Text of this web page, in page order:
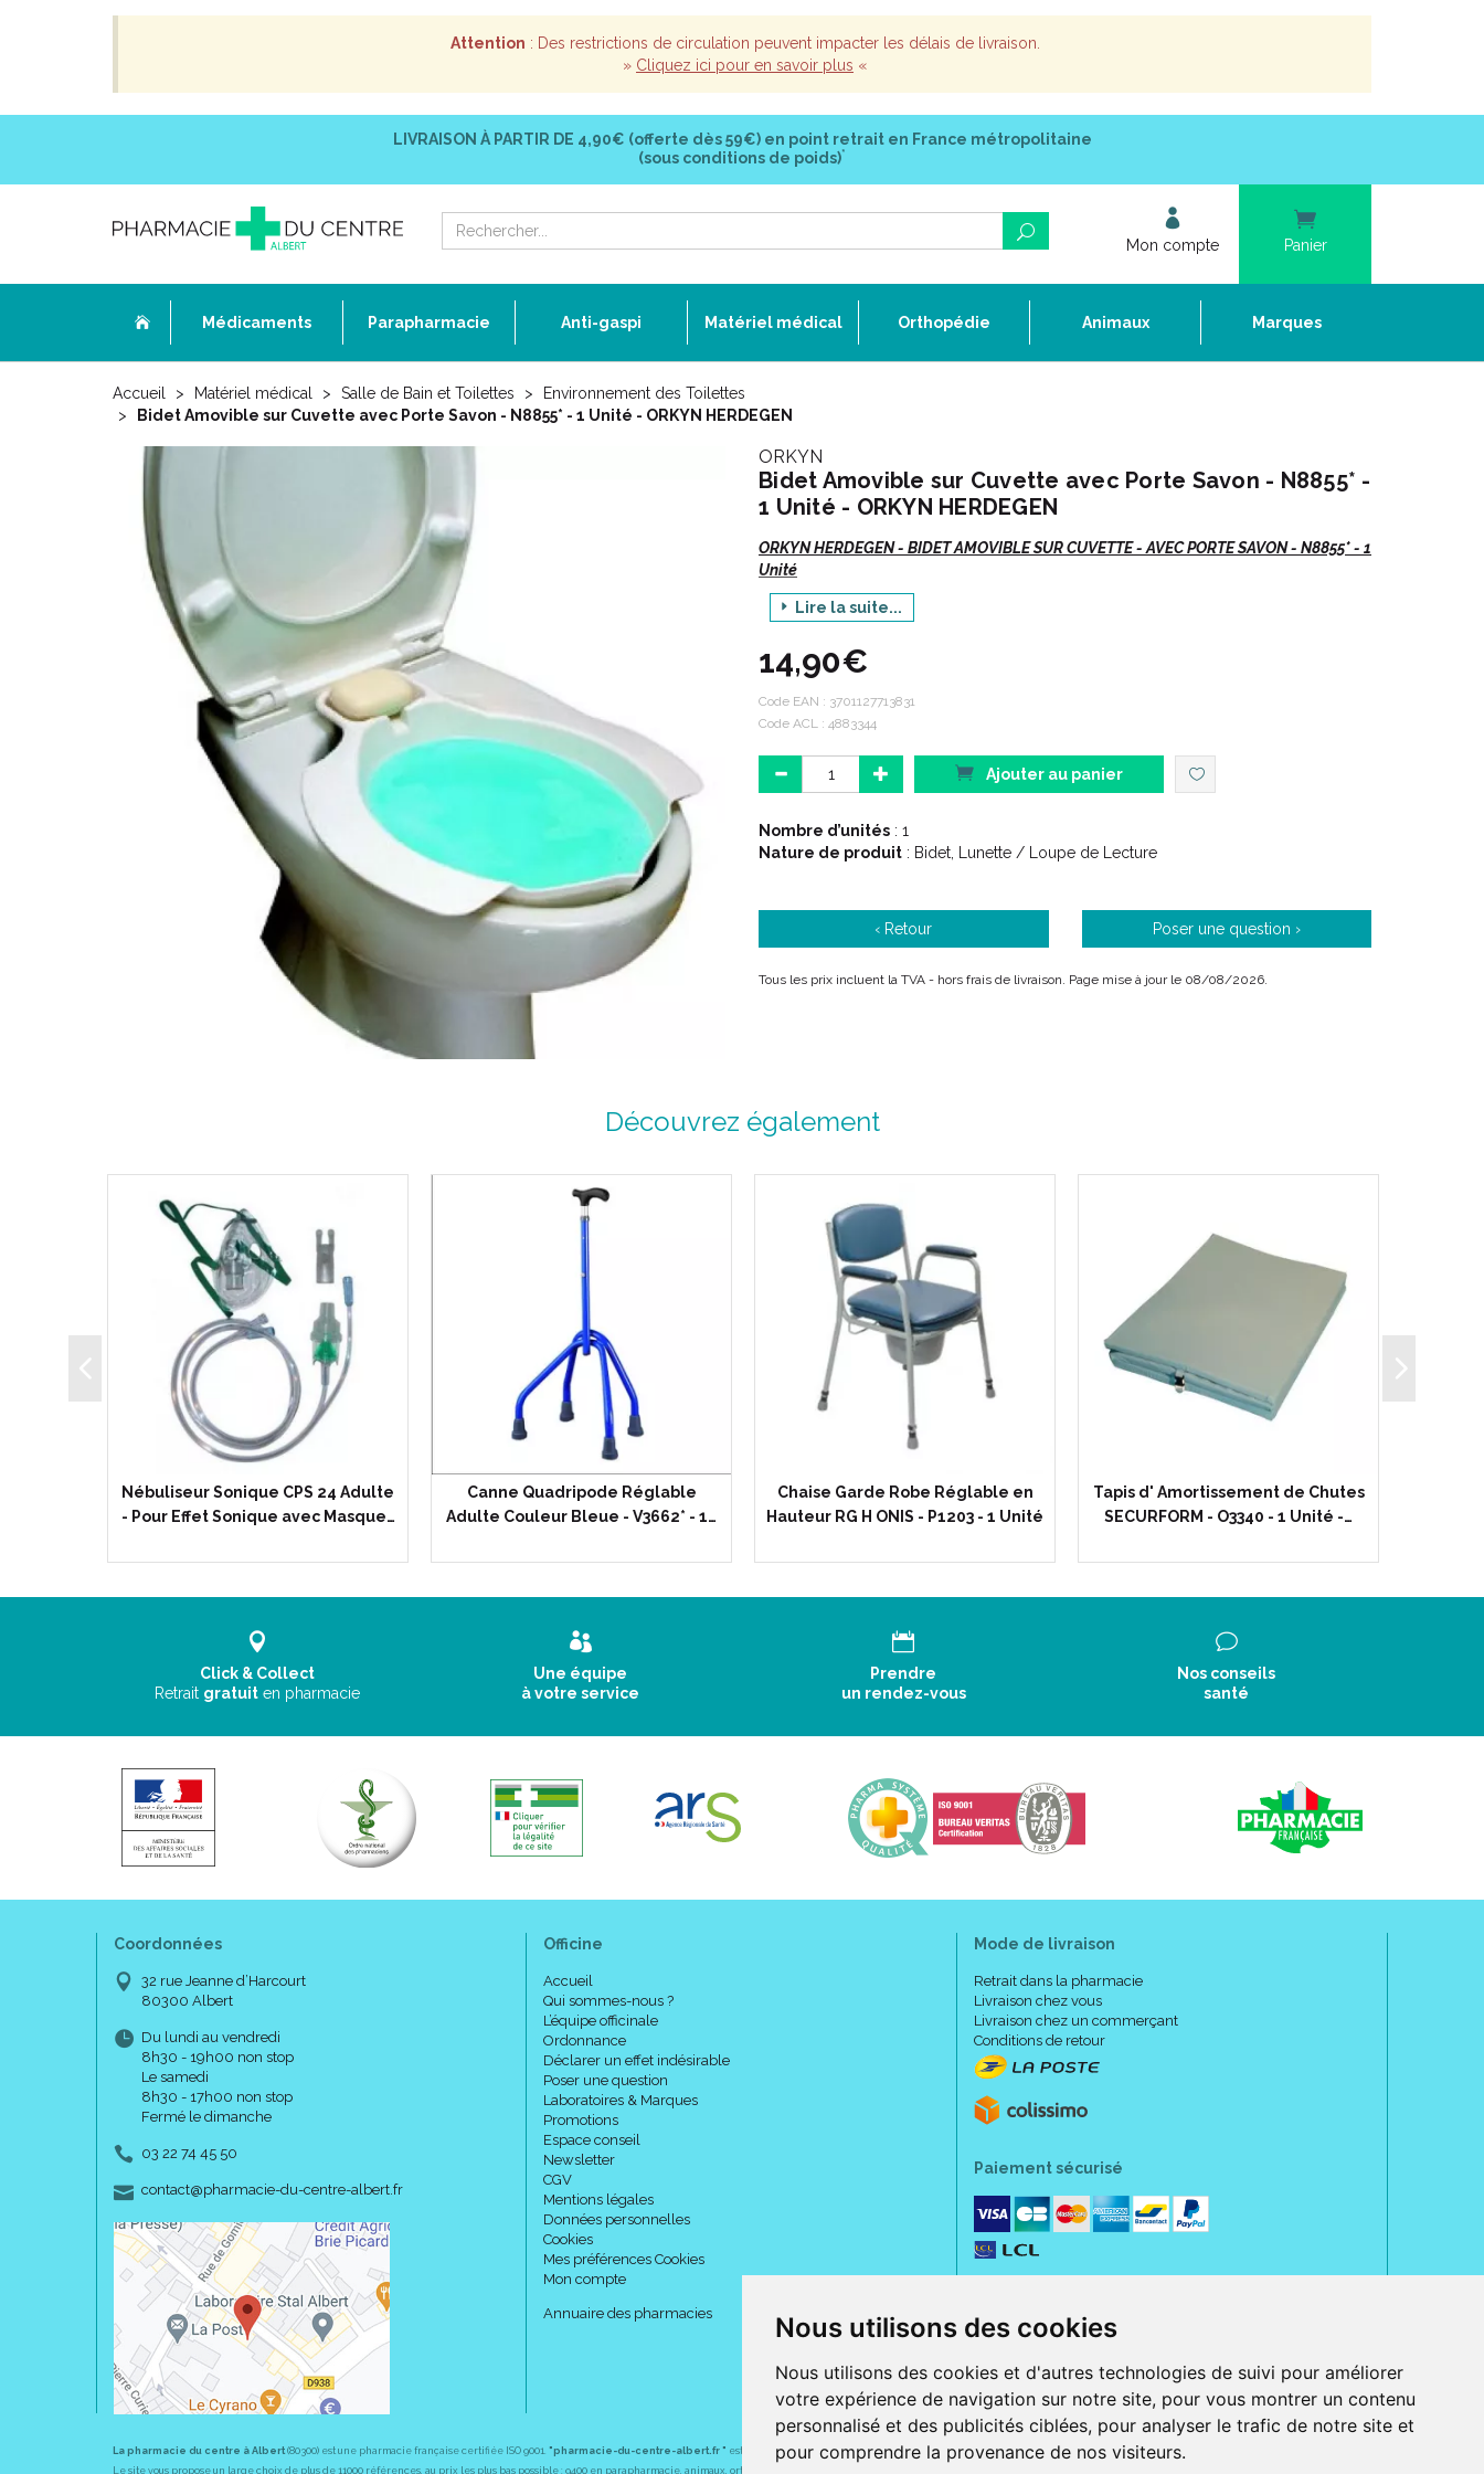
Nous utilisons des cookies
Nous utilisons des cookies et d'autres technologies de suivi pour améliorer
votre expérience de navigation sur notre site, pour vous montrer un contenu
personnalisé et des publicités ciblées, pour analyser le trafic de notre site et
pour comprendre la provenance de nos visiteurs.
Attention : Des restrictions de circulation peuvent impacter les délais de livraison.
» Cliquez ici pour en savoir plus «
LIVRAISON À PARTIR DE 4,90€ (offerte dès 59€) en point retrait en France métropolitaine
(sous conditions de poids)*
Mon compte Panier
Médicaments Parapharmacie Anti-gaspi Matériel médical Orthopédie Animaux Marques
Accueil Matériel médical Salle de Bain et Toilettes
Environnement des Toilettes
Bidet Amovible sur Cuvette avec Porte Savon - N8855* - 1 Unité - ORKYN HERDEGEN
ORKYN
Bidet Amovible sur Cuvette avec Porte Savon - N8855* -
1 Unité - ORKYN HERDEGEN
ORKYN HERDEGEN - BIDET AMOVIBLE SUR CUVETTE - AVEC PORTE SAVON - N8855* - 1
Unité
Vte/NR
Cette cuvette en plastique s’ installe facilement sur la lunette des WC pour avoir
une fonction très pratique de bidet.
Avec porte-savon.
S’ adapte sur la plupart des cuvettes WC.
Facile d' entretien.
Caractéristiques :
Longueur sans le porte savon : 32 cm.
Largeur rebords : 5 cm.
Contenance : 3 litres.
Entretien :
Nettoyage à l’ eau savonneuse.
Précautions d’ emploi :
Avant la première utilisation, laver le bidet.
Avant de vous asseoir, assurez-vous que le bidet soit en bon état et bien
positionné.
Polypropylène.
Code ACL : 4883344
Lire la suite...
14,90€
Code EAN : 3701127713831
Code ACL : 4883344
Ajouter au panier
Nombre d’unités : 1
Nature de produit : Bidet, Lunette / Loupe de Lecture
‹ Retour Poser une question ›
Tous les prix incluent la TVA - hors frais de livraison. Page mise à jour le 08/08/2026.
Découvrez également
Nébuliseur Sonique CPS 24 Adulte
- Pour Effet Sonique avec Masque…
Canne Quadripode Réglable
Adulte Couleur Bleue - V3662* - 1…
Chaise Garde Robe Réglable en
Hauteur RG H ONIS - P1203 - 1 Unité
Tapis d' Amortissement de Chutes
SECURFORM - O3340 - 1 Unité -…
Click & Collect
Retrait gratuit en pharmacie
Une équipe
à votre service
Prendre
un rendez-vous
Nos conseils
santé
Coordonnées
32 rue Jeanne d’Harcourt
80300 Albert
Du lundi au vendredi
8h30 - 19h00 non stop
Le samedi
8h30 - 17h00 non stop
Fermé le dimanche
03 22 74 45 50
contact-
@-
pharmacie-du-centre-albert.fr
Officine
Accueil
Qui sommes-nous ?
L’équipe officinale
Ordonnance
Déclarer un effet indésirable
Poser une question
Laboratoires & Marques
Promotions
Espace conseil
Newsletter
CGV
Mentions légales
Données personnelles
Cookies
Mes préférences Cookies
Mon compte
Annuaire des pharmacies
Mode de livraison
Retrait dans la pharmacie
Livraison chez vous
Livraison chez un commerçant
Conditions de retour
Paiement sécurisé
La pharmacie du centre à Albert(80300) est une pharmacie française certifiée ISO 9001. "pharmacie-du-centre-albert.fr " est le site internet de l a pharmacie du centre, 32 rue Jeanne d' Harcourt, 80300 Albert.
Le site vous propose un large choix de plus de 11000 références, au prix les plus bas possible : 9400 en parapharmacie, animaux, orthopédie, matériel médical. 1700 en médicaments sans ordonnance.